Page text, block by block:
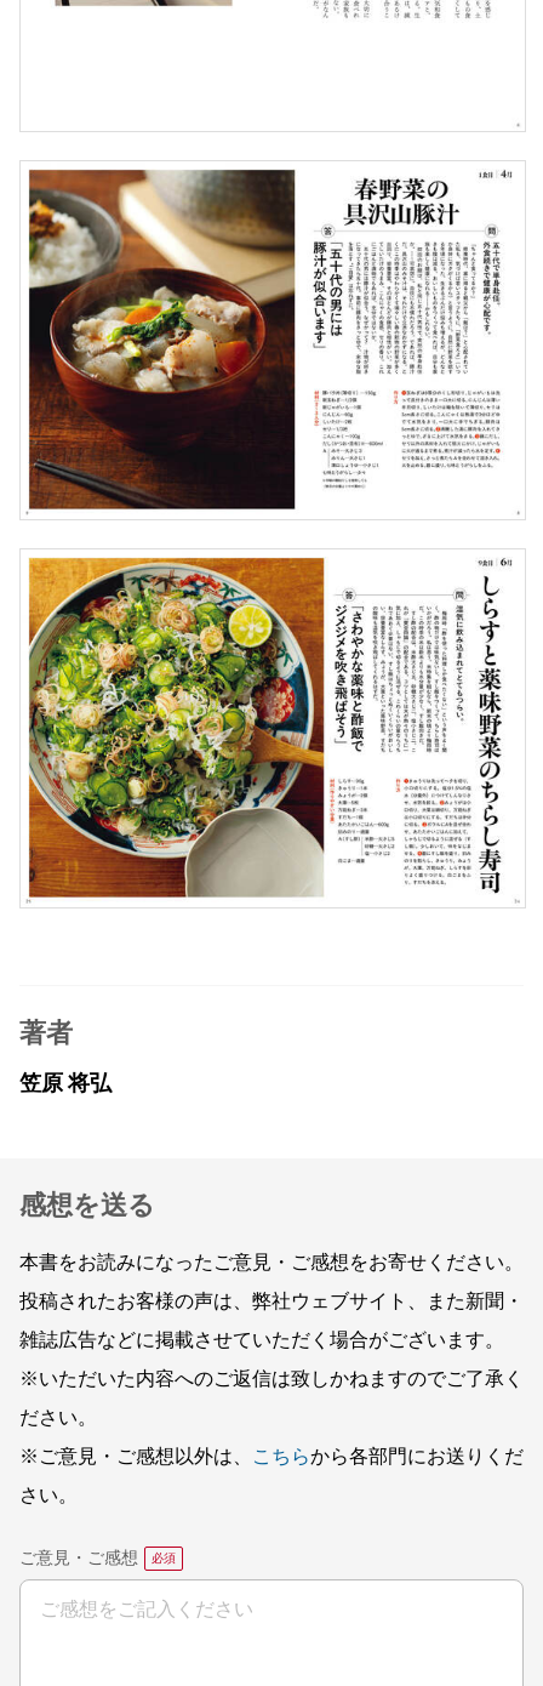
著者
笠原 将弘
感想を送る
本書をお読みになったご意見・ご感想をお寄せください。
投稿されたお客様の声は、弊社ウェブサイト、また新聞・
雑誌広告などに掲載させていただく場合がございます。
※いただいた内容へのご返信は致しかねますのでご了承く
ださい。
※ご意見・ご感想以外は、
こちらから各部門にお送りくだ
さい。
ご意見・ご感想